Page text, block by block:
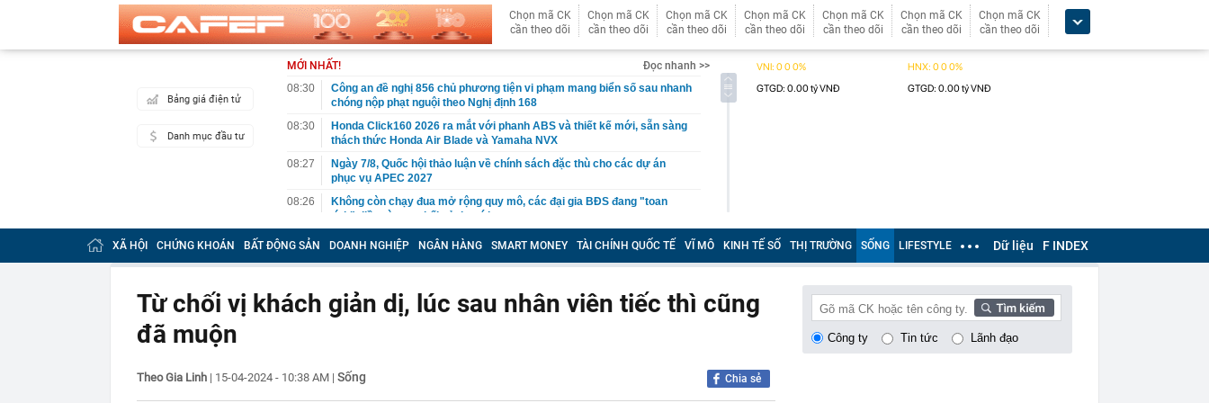
Chọn mã CK
cần theo dõi
Chọn mã CK
cần theo dõi
Chọn mã CK
cần theo dõi
Chọn mã CK
cần theo dõi
Chọn mã CK
cần theo dõi
Chọn mã CK
cần theo dõi
Chọn mã CK
cần theo dõi
Bảng giá điện tử
Danh mục đầu tư
MỚI NHẤT!
Đọc nhanh >>
08:30
Công an đề nghị 856 chủ phương tiện vi phạm mang biển số sau nhanh
chóng nộp phạt nguội theo Nghị định 168
08:30
Honda Click160 2026 ra mắt với phanh ABS và thiết kế mới, sẵn sàng
thách thức Honda Air Blade và Yamaha NVX
08:27
Ngày 7/8, Quốc hội thảo luận về chính sách đặc thù cho các dự án
phục vụ APEC 2027
08:26
Không còn chạy đua mở rộng quy mô, các đại gia BĐS đang "toan
tính" điều gì trong bối cảnh mới
08:26
Nghịch lý lớn nhất của cuộc cách mạng AI
08:23
Bát phở 25.000 đồng giữa trung tâm Hà Nội gây sốt: "Cứ tưởng nhìn
08:18
Thông báo quan trọng đến người thường xuyên giao dịch chuyển
khoản
08:10
Sông Hồng sẽ trở thành 'trục sống' mới của Thủ đô Hà Nội
XÃ HỘI CHỨNG KHOÁN BẤT ĐỘNG SẢN DOANH NGHIỆP NGÂN HÀNG SMART MONEY TÀI CHÍNH QUỐC TẾ VĨ MÔ KINH TẾ SỐ THỊ TRƯỜNG SỐNG LIFESTYLE Dữ liệu F INDEX
Từ chối vị khách giản dị, lúc sau nhân viên tiếc thì cũng
đã muộn
Theo Gia Linh | 15-04-2024 - 10:38 AM | Sống Chia sẻ
Công ty Tin tức Lãnh đạo